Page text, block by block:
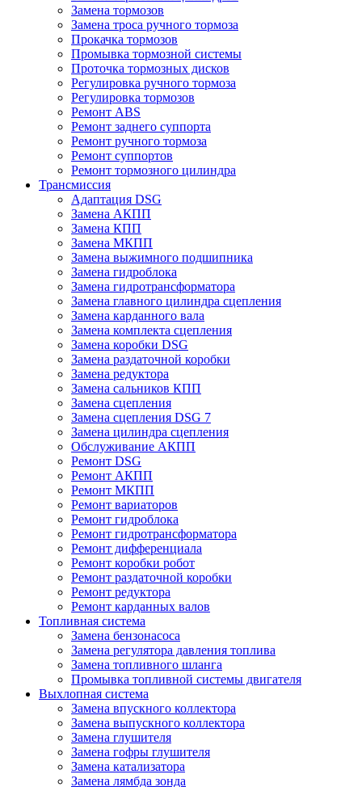
Замена тормозов
Замена троса ручного тормоза
Прокачка тормозов
Промывка тормозной системы
Проточка тормозных дисков
Регулировка ручного тормоза
Регулировка тормозов
Ремонт ABS
Ремонт заднего суппорта
Ремонт ручного тормоза
Ремонт суппортов
Ремонт тормозного цилиндра
Трансмиссия
Адаптация DSG
Замена АКПП
Замена КПП
Замена МКПП
Замена выжимного подшипника
Замена гидроблока
Замена гидротрансформатора
Замена главного цилиндра сцепления
Замена карданного вала
Замена комплекта сцепления
Замена коробки DSG
Замена раздаточной коробки
Замена редуктора
Замена сальников КПП
Замена сцепления
Замена сцепления DSG 7
Замена цилиндра сцепления
Обслуживание АКПП
Ремонт DSG
Ремонт АКПП
Ремонт МКПП
Ремонт вариаторов
Ремонт гидроблока
Ремонт гидротрансформатора
Ремонт дифференциала
Ремонт коробки робот
Ремонт раздаточной коробки
Ремонт редуктора
Ремонт карданных валов
Топливная система
Замена бензонасоса
Замена регулятора давления топлива
Замена топливного шланга
Промывка топливной системы двигателя
Выхлопная система
Замена впускного коллектора
Замена выпускного коллектора
Замена глушителя
Замена гофры глушителя
Замена катализатора
Замена лямбда зонда